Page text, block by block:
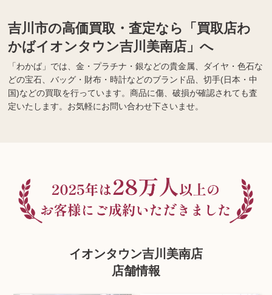
吉川市の高価買取・査定なら「買取店わ
かばイオンタウン吉川美南店」へ
「わかば」では、金・プラチナ・銀などの貴金属、ダイヤ・色石な
どの宝石、バッグ・財布・時計などのブランド品、切手(日本・中
国)などの買取を行っています。商品に傷、破損が確認されても査
定いたします。お気軽にお問い合わせ下さいませ。
イオンタウン吉川美南店
店舗情報